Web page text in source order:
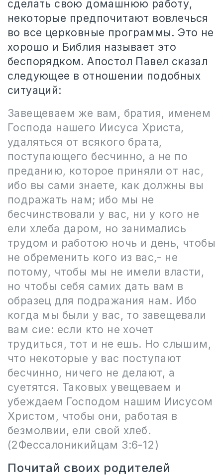
сделать свою домашнюю работу,
некоторые предпочитают вовлечься
во все церковные программы. Это не
хорошо и Библия называет это
беспорядком. Апостол Павел сказал
следующее в отношении подобных
ситуаций:
Завещеваем же вам, братия, именем
Господа нашего Иисуса Христа,
удаляться от всякого брата,
поступающего бесчинно, а не по
преданию, которое приняли от нас,
ибо вы сами знаете, как должны вы
подражать нам; ибо мы не
бесчинствовали у вас, ни у кого не
ели хлеба даром, но занимались
трудом и работою ночь и день, чтобы
не обременить кого из вас,- не
потому, чтобы мы не имели власти,
но чтобы себя самих дать вам в
образец для подражания нам. Ибо
когда мы были у вас, то завещевали
вам сие: если кто не хочет
трудиться, тот и не ешь. Но слышим,
что некоторые у вас поступают
бесчинно, ничего не делают, а
суетятся. Таковых увещеваем и
убеждаем Господом нашим Иисусом
Христом, чтобы они, работая в
безмолвии, ели свой хлеб.
(2Фессалоникийцам 3:6-12)
Почитай своих родителей